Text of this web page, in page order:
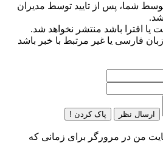
شما، پس از تایید توسط مدیران
یا افترا باشد منتشر نخواهد شد.
فارسی یا غیر مرتبط با خبر باشد
ارسال نظر پاک کردن !
من در مرورگر برای زمانی که